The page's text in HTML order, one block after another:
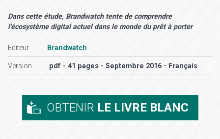
Dans cette étude, Brandwatch tente de comprendre
l'écosystème digital actuel dans le monde du prêt à porter
Editeur Brandwatch
Version pdf - 41 pages - Septembre 2016 - Français
OBTENIR LE LIVRE BLANC